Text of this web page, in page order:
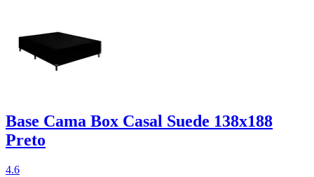
Base Cama Box Casal Suede 138x188
Preto
4.6